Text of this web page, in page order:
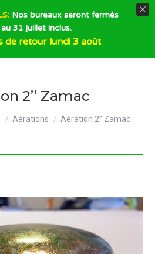
2’’ Zamac
Aérations Aération 2’’ Zamac
Nos bureaux seront fermés
31 juillet inclus.
de retour lundi 3 août